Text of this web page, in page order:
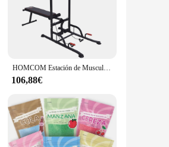
HOMCOM Estación de Musculación con Altura Ajustable Banco Plegable y Barra de
106,88€